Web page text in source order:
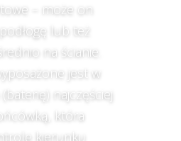
– może on
lub też
na ścianie.
jest w
najczęściej
która
kierunku